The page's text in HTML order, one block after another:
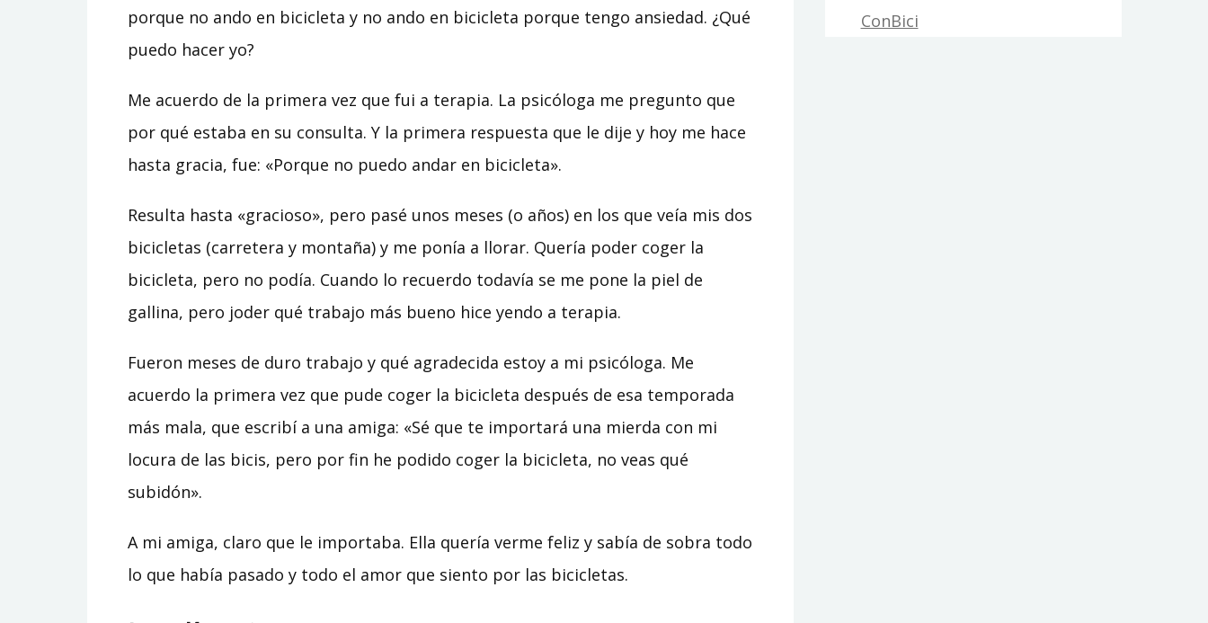
porque no ando en bicicleta y no ando en bicicleta porque tengo ansiedad. ¿Qué
puedo hacer yo?
Me acuerdo de la primera vez que fui a terapia. La psicóloga me pregunto que
por qué estaba en su consulta. Y la primera respuesta que le dije y hoy me hace
hasta gracia, fue: «Porque no puedo andar en bicicleta».
Resulta hasta «gracioso», pero pasé unos meses (o años) en los que veía mis dos
bicicletas (carretera y montaña) y me ponía a llorar. Quería poder coger la
bicicleta, pero no podía. Cuando lo recuerdo todavía se me pone la piel de
gallina, pero joder qué trabajo más bueno hice yendo a terapia.
Fueron meses de duro trabajo y qué agradecida estoy a mi psicóloga. Me
acuerdo la primera vez que pude coger la bicicleta después de esa temporada
más mala, que escribí a una amiga: «Sé que te importará una mierda con mi
locura de las bicis, pero por fin he podido coger la bicicleta, no veas qué
subidón».
A mi amiga, claro que le importaba. Ella quería verme feliz y sabía de sobra todo
lo que había pasado y todo el amor que siento por las bicicletas.
ConBici